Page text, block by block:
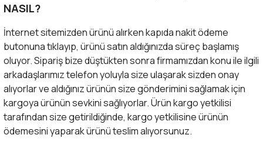
NASIL?
İnternet sitemizden ürünü alırken kapıda nakit ödeme
butonuna tıklayıp, ürünü satın aldığınızda süreç başlamış
oluyor. Sipariş bize düştükten sonra firmamızdan konu ile ilgili
arkadaşlarımız telefon yoluyla size ulaşarak sizden onay
alıyorlar ve aldığınız ürünün size gönderimini sağlamak için
kargoya ürünün sevkini sağlıyorlar. Ürün kargo yetkilisi
tarafından size getirildiğinde, kargo yetkilisine ürünün
ödemesini yaparak ürünü teslim alıyorsunuz.